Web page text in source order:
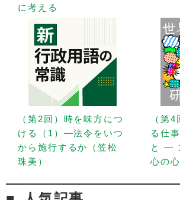
に考える
（第2回）時を味方につ
ける（1）—法令をいつ
から施行するか（笠松
珠美）
（第
る仕
と —
心の